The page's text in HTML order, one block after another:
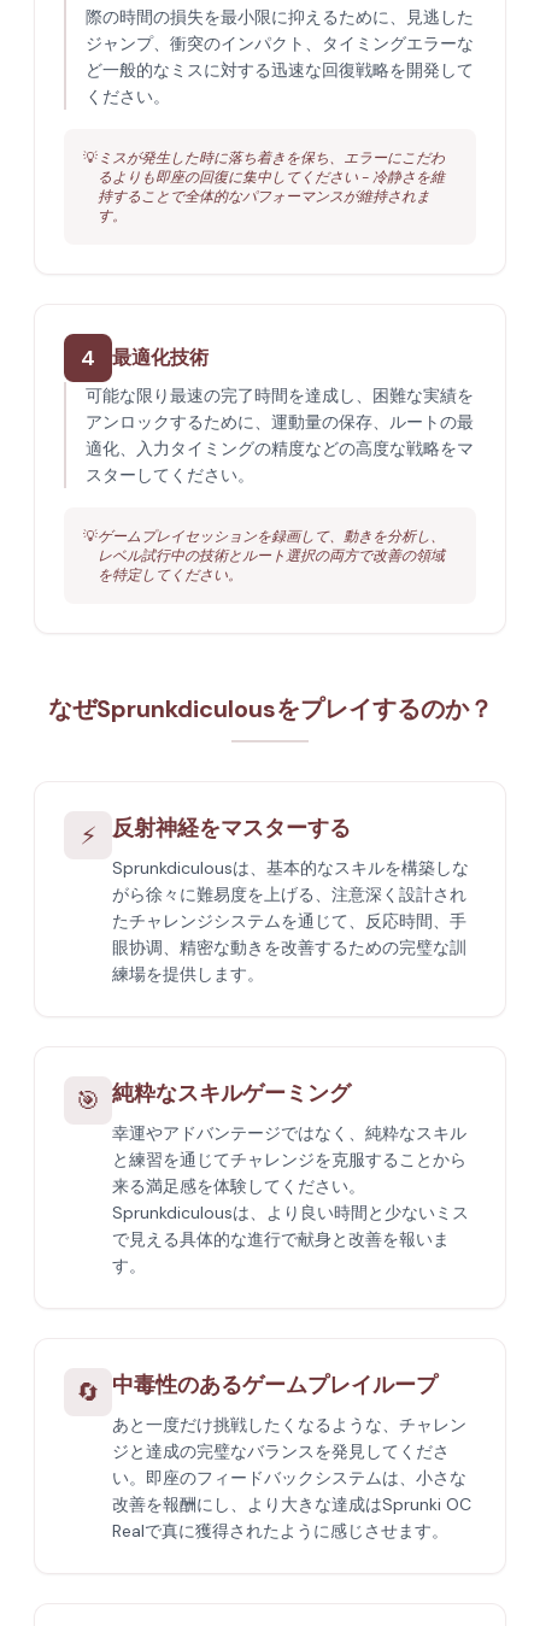
際の時間の損失を最小限に抑えるために、見逃した
ジャンプ、衝突のインパクト、タイミングエラーな
ど一般的なミスに対する迅速な回復戦略を開発して
ください。
💡ミスが発生した時に落ち着きを保ち、エラーにこだわ
るよりも即座の回復に集中してください - 冷静さを維
持することで全体的なパフォーマンスが維持されま
す。
4 最適化技術
可能な限り最速の完了時間を達成し、困難な実績を
アンロックするために、運動量の保存、ルートの最
適化、入力タイミングの精度などの高度な戦略をマ
スターしてください。
💡ゲームプレイセッションを録画して、動きを分析し、
レベル試行中の技術とルート選択の両方で改善の領域
を特定してください。
なぜSprunkdiculousをプレイするのか？
⚡ 反射神経をマスターする
Sprunkdiculousは、基本的なスキルを構築しな
がら徐々に難易度を上げる、注意深く設計され
たチャレンジシステムを通じて、反応時間、手
眼协调、精密な動きを改善するための完璧な訓
練場を提供します。
🎯 純粋なスキルゲーミング
幸運やアドバンテージではなく、純粋なスキル
と練習を通じてチャレンジを克服することから
来る満足感を体験してください。
Sprunkdiculousは、より良い時間と少ないミス
で見える具体的な進行で献身と改善を報いま
す。
🔄 中毒性のあるゲームプレイループ
あと一度だけ挑戦したくなるような、チャレン
ジと達成の完璧なバランスを発見してくださ
い。即座のフィードバックシステムは、小さな
改善を報酬にし、より大きな達成はSprunki OC
Realで真に獲得されたように感じさせます。